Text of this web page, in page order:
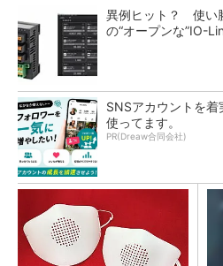
異例ヒット？ 使い
の“オープンな”IO-
SNSアカウントを
使ってます。
PR(Dreaw合同会社)